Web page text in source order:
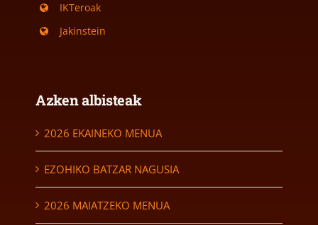
IKTeroak
Jakinstein
Azken albisteak
2026 EKAINEKO MENUA
EZOHIKO BATZAR NAGUSIA
2026 MAIATZEKO MENUA